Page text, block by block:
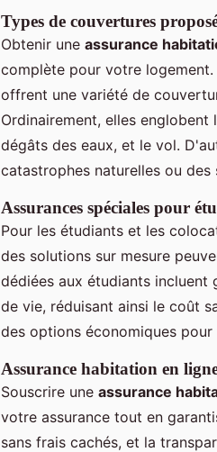
Types de couvertures
Obtenir une assurance
complète pour votre
offrent une variété de
Ordinairement, elles
dégâts des eaux, et le vol.
catastrophes naturelles ou
Assurances spéciales pour
Pour les étudiants et les
des solutions sur mesure
dédiées aux étudiants incluent
de vie, réduisant ainsi le coût
des options économiques
Assurance habitation en
Souscrire une assurance
votre assurance tout en
sans frais cachés, et la